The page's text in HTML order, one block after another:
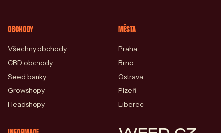
OBCHODY
Všechny obchody
CBD obchody
Seed banky
Growshopy
Headshopy
MĚSTA
Praha
Brno
Ostrava
Plzeň
Liberec